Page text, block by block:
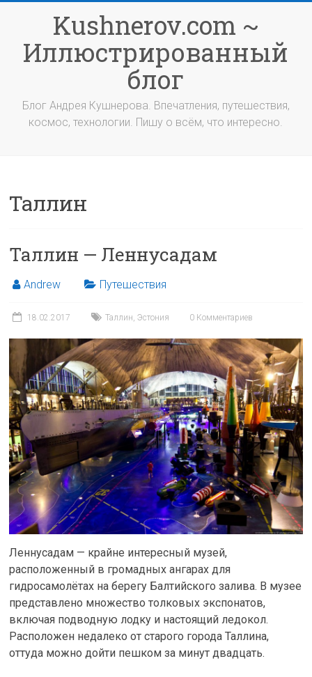
содержимомуKushnerov.com ~
Иллюстрированный
блог
Блог Андрея Кушнерова. Впечатления, путешествия,
космос, технологии. Пишу о всём, что интересно.
Таллин
Таллин — Леннусадам
Andrew Путешествия
18.02.2017 Таллин,Эстония 0 Комментариев
Леннусадам — крайне интересный музей,
расположенный в громадных ангарах для
гидросамолётах на берегу Балтийского залива. В музее
представлено множество толковых экспонатов,
включая подводную лодку и настоящий ледокол.
Расположен недалеко от старого города Таллина,
оттуда можно дойти пешком за минут двадцать.